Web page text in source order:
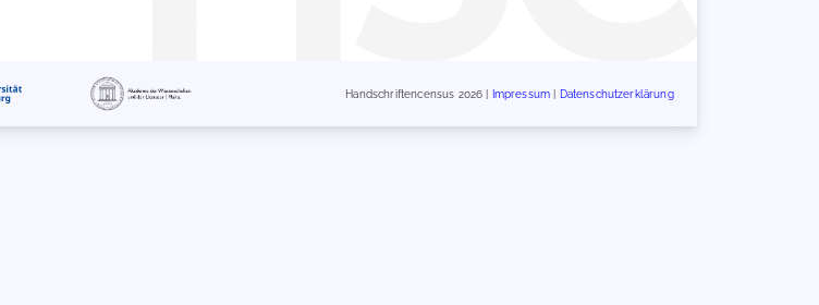
Handschriftencensus 2026 | Impressum Datenschutzerklärung